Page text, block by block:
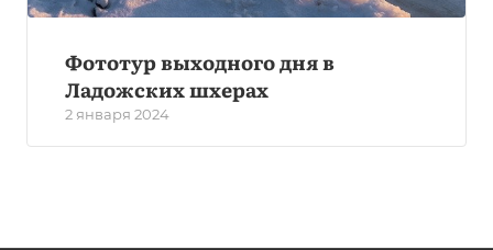
Фототур выходного дня в
Ладожских шхерах
2 января 2024